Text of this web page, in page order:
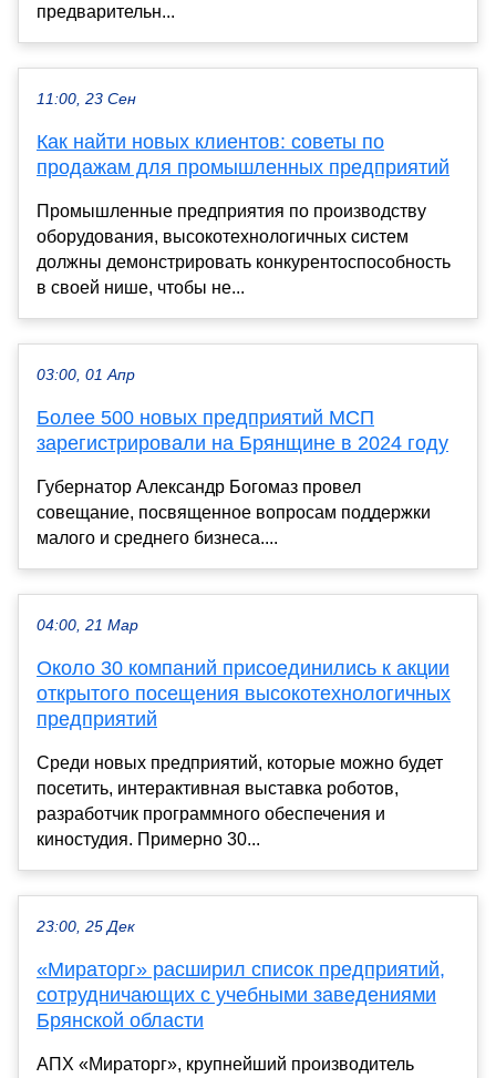
предварительн...
11:00, 23 Сен
Как найти новых клиентов: советы по
продажам для промышленных предприятий
Промышленные предприятия по производству
оборудования, высокотехнологичных систем
должны демонстрировать конкурентоспособность
в своей нише, чтобы не...
03:00, 01 Апр
Более 500 новых предприятий МСП
зарегистрировали на Брянщине в 2024 году
Губернатор Александр Богомаз провел
совещание, посвященное вопросам поддержки
малого и среднего бизнеса....
04:00, 21 Мар
Около 30 компаний присоединились к акции
открытого посещения высокотехнологичных
предприятий
Среди новых предприятий, которые можно будет
посетить, интерактивная выставка роботов,
разработчик программного обеспечения и
киностудия. Примерно 30...
23:00, 25 Дек
«Мираторг» расширил список предприятий,
сотрудничающих с учебными заведениями
Брянской области
АПХ «Мираторг», крупнейший производитель